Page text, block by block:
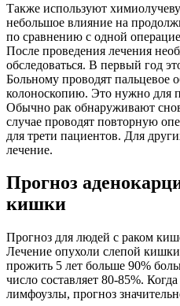
Также используют
небольшое влияние на
по сравнению с одной
После проведения лечения
обследоваться. В первый год
Больному проводят пальцевое
колоноскопию. Это нужно для
Обычно рак обнаруживают
случае проводят повторную
для трети пациентов. Для
лечение.
Прогноз
кишки
Прогноз для людей с раком
Лечение опухоли слепой
прожить 5 лет больше 90%
число составляет 80-85%.
лимфоузлы, прогноз